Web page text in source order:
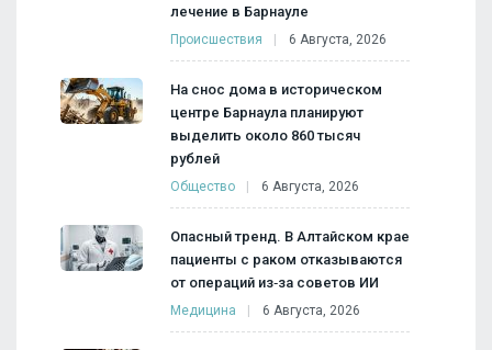
лечение в Барнауле
Происшествия 6 Августа, 2026
На снос дома в историческом
центре Барнаула планируют
выделить около 860 тысяч
рублей
Общество 6 Августа, 2026
Опасный тренд. В Алтайском крае
пациенты с раком отказываются
от операций из‑за советов ИИ
Медицина 6 Августа, 2026